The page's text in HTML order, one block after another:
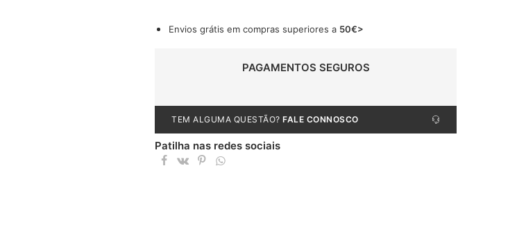
Envios grátis em compras superiores a 50€>
PAGAMENTOS SEGUROS
TEM ALGUMA QUESTÃO?FALE CONNOSCO
Patilha nas redes sociais